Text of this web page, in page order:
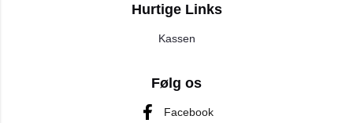
Hurtige Links
Kassen
Følg os
Facebook